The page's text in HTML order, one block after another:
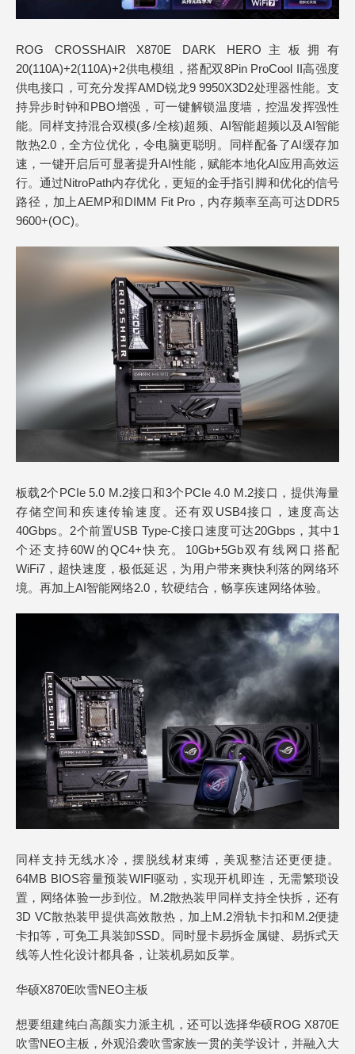
ROG CROSSHAIR X870E DARK HERO主板拥有
20(110A)+2(110A)+2供电模组，搭配双8Pin ProCool II高强度
供电接口，可充分发挥AMD锐龙9 9950X3D2处理器性能。支
持异步时钟和PBO增强，可一键解锁温度墙，控温发挥强性
能。同样支持混合双模(多/全核)超频、AI智能超频以及AI智能
散热2.0，全方位优化，令电脑更聪明。同样配备了AI缓存加
速，一键开启后可显著提升AI性能，赋能本地化AI应用高效运
行。通过NitroPath内存优化，更短的金手指引脚和优化的信号
路径，加上AEMP和DIMM Fit Pro，内存频率至高可达DDR5
9600+(OC)。
板载2个PCIe 5.0 M.2接口和3个PCIe 4.0 M.2接口，提供海量
存储空间和疾速传输速度。还有双USB4接口，速度高达
40Gbps。2个前置USB Type-C接口速度可达20Gbps，其中1
个还支持60W的QC4+快充。10Gb+5Gb双有线网口搭配
WiFi7，超快速度，极低延迟，为用户带来爽快利落的网络环
境。再加上AI智能网络2.0，软硬结合，畅享疾速网络体验。
同样支持无线水冷，摆脱线材束缚，美观整洁还更便捷。
64MB BIOS容量预装WIFI驱动，实现开机即连，无需繁琐设
置，网络体验一步到位。M.2散热装甲同样支持全快拆，还有
3D VC散热装甲提供高效散热，加上M.2滑轨卡扣和M.2便捷
卡扣等，可免工具装卸SSD。同时显卡易拆金属键、易拆式天
线等人性化设计都具备，让装机易如反掌。
华硕X870E吹雪NEO主板
想要组建纯白高颜实力派主机，还可以选择华硕ROG X870E
吹雪NEO主板，外观沿袭吹雪家族一贯的美学设计，并融入大